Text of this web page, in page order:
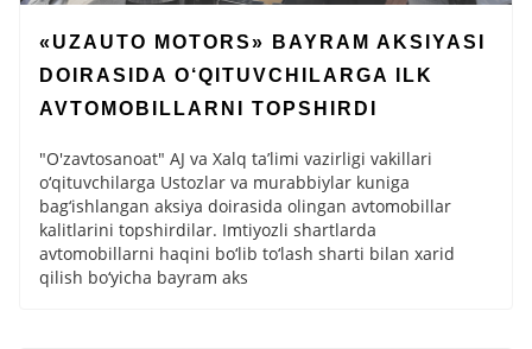
«UZAUTO MOTORS» BAYRAM AKSIYASI
DOIRASIDA O‘QITUVCHILARGA ILK
AVTOMOBILLARNI TOPSHIRDI
"O'zavtosanoat" AJ va Xalq ta’limi vazirligi vakillari
o‘qituvchilarga Ustozlar va murabbiylar kuniga
bag‘ishlangan aksiya doirasida olingan avtomobillar
kalitlarini topshirdilar. Imtiyozli shartlarda
avtomobillarni haqini bo‘lib to‘lash sharti bilan xarid
qilish bo‘yicha bayram aks